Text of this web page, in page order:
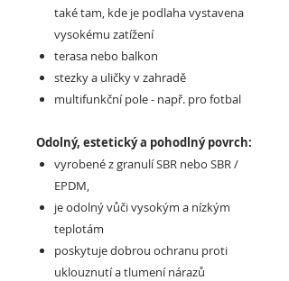
také tam, kde je podlaha vystavena
vysokému zatížení
terasa nebo balkon
stezky a uličky v zahradě
multifunkční pole - např. pro fotbal
Odolný, estetický a pohodlný povrch:
vyrobené z granulí SBR nebo SBR /
EPDM,
je odolný vůči vysokým a nízkým
teplotám
poskytuje dobrou ochranu proti
uklouznutí a tlumení nárazů